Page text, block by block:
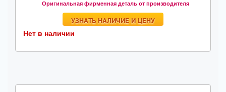
Оригинальная фирменная деталь от производителя
УЗНАТЬ НАЛИЧИЕ И ЦЕНУ
Нет в наличии